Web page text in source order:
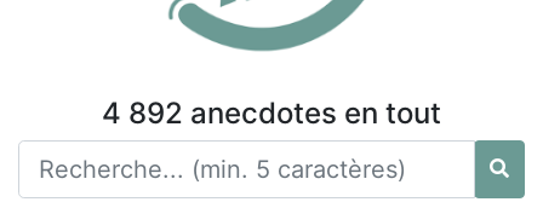
4 892 anecdotes en tout